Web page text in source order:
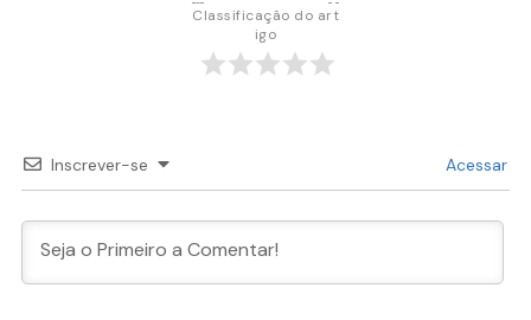
Classificação do art
igo
Inscrever-se Acessar